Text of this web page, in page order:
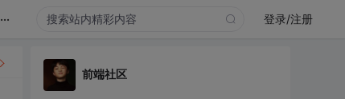
... 登录/注册
前端社区